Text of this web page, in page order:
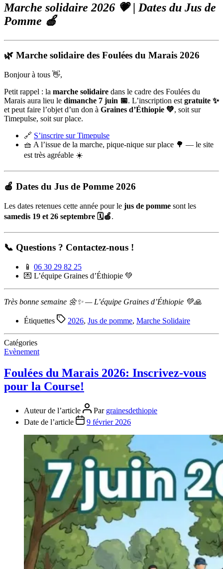
Marche solidaire 2026 💗 | Dates du Jus de
Pomme 🍎
🌿 Marche solidaire des Foulées du Marais 2026
Bonjour à tous 👋,
Petit rappel : la marche solidaire dans le cadre des Foulées du
Marais aura lieu le dimanche 7 juin 📅. L’inscription est gratuite ✨
et peut faire l’objet d’un don à Graines d’Éthiopie 💚, soit sur
Timepulse, soit sur place.
🔗 S’inscrire sur Timepulse
🧺 A l’issue de la marche, pique-nique sur place 🌳 — le site
est très agréable ☀️
🍎 Dates du Jus de Pomme 2026
Les dates retenues cette année pour le jus de pomme sont les
samedis 19 et 26 septembre 🗓️🍏.
📞 Questions ? Contactez-nous !
📱 06 30 29 82 25
💌 L’équipe Graines d’Éthiopie 💚
Très bonne semaine 🌼✨ — L’équipe Graines d’Éthiopie 💚🙏
Étiquettes 2026, Jus de pomme, Marche Solidaire
Catégories
Evènement
Foulées du Marais 2026: Inscrivez-vous
pour la Course!
Auteur de l’article Par grainesdethiopie
Date de l’article
9 février 2026